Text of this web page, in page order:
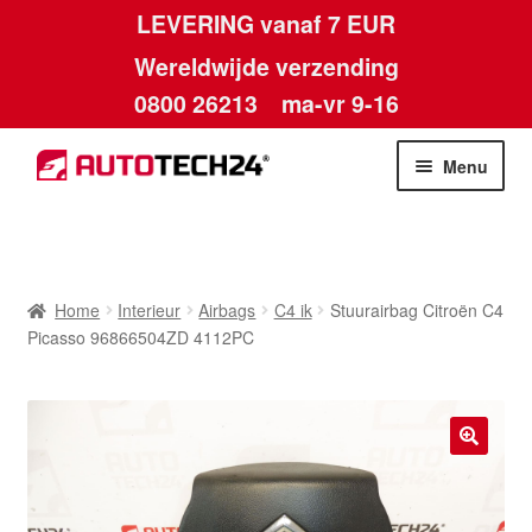
LEVERING vanaf 7 EUR
Wereldwijde verzending
0800 26213 ma-vr 9-16
Skip
to
Skip
to
Menu
Home Interieur Airbags C4 ik
Stuurairbag Citroën C4
Picasso 96866504ZD 4112PC